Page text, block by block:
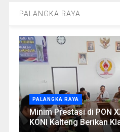
PALANGKA RAYA
PALANGKA RAYA
Minim Prestasi di PON
KONI Kalteng Berikan